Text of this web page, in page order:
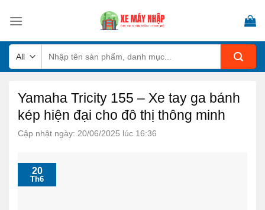
kiếm:
Yamaha Tricity 155 – Xe tay ga bánh
kép hiện đại cho đô thị thông minh
Cập nhật ngày: 20/06/2025 lúc 16:36
20
Th6